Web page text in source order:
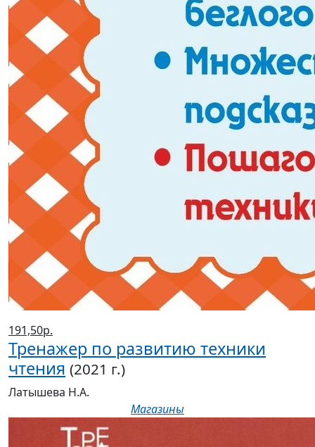
191,50р.
Тренажер по развитию техники
чтения (2021 г.)
Латышева Н.А.
Магазины